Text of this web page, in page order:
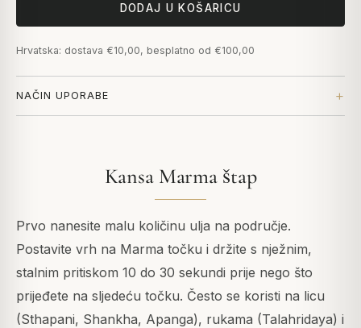
DODAJ U KOŠARICU
Hrvatska: dostava €10,00, besplatno od €100,00
NAČIN UPORABE
Kansa Marma štap
Prvo nanesite malu količinu ulja na područje.
Postavite vrh na Marma točku i držite s nježnim,
stalnim pritiskom 10 do 30 sekundi prije nego što
prijeđete na sljedeću točku. Često se koristi na licu
(Sthapani, Shankha, Apanga), rukama (Talahridaya) i